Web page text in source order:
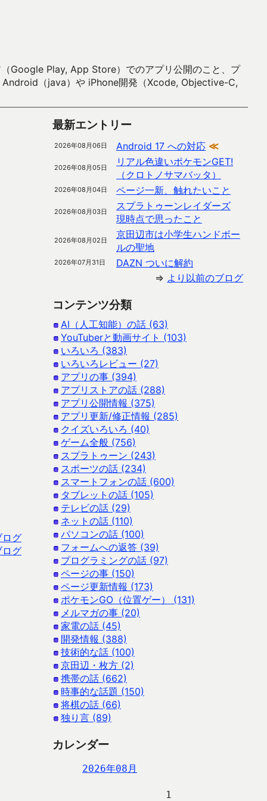
Google Play, App Store）でのアプリ公開のこと、プ
Android（java）や iPhone開発（Xcode, Objective-C,
ログ
ログ
最新エントリー
2026年08月06日 Android 17 への対応 ≪
2026年08月05日
リアル色違いポケモンGET!
（クロトノサマバッタ）
2026年08月04日 ページ一新、触れたいこと
2026年08月03日
スプラトゥーンレイダーズ
現時点で思ったこと
2026年08月02日
京田辺市は小学生ハンドボー
ルの聖地
2026年07月31日
DAZN ついに解約
⇒ より以前のブログ
コンテンツ分類
AI（人工知能）の話 (63)
YouTuberと動画サイト (103)
いろいろ (383)
いろいろレビュー (27)
アプリの事 (394)
アプリストアの話 (288)
アプリ公開情報 (375)
アプリ更新/修正情報 (285)
クイズいろいろ (40)
ゲーム全般 (756)
スプラトゥーン (243)
スポーツの話 (234)
スマートフォンの話 (600)
タブレットの話 (105)
テレビの話 (29)
ネットの話 (110)
パソコンの話 (100)
フォームへの返答 (39)
プログラミングの話 (97)
ページの事 (150)
ページ更新情報 (173)
ポケモンGO（位置ゲー） (131)
メルマガの事 (20)
家電の話 (45)
開発情報 (388)
技術的な話 (100)
京田辺・枚方 (2)
携帯の話 (662)
時事的な話題 (150)
将棋の話 (66)
独り言 (89)
カレンダー
2026年08月
                   1